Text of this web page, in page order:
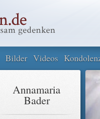
Bilder Videos
Annamaria
Bader